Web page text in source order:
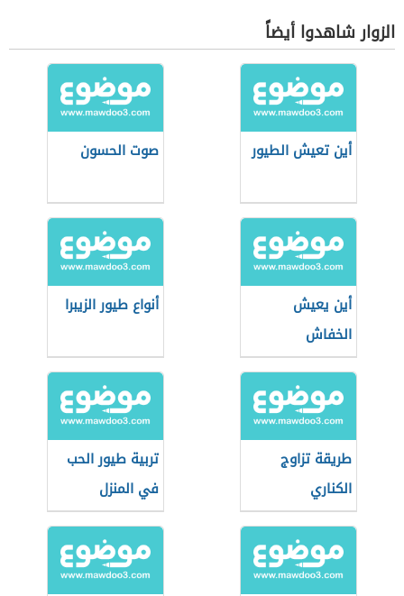
الزوار شاهدوا أيضاً
أين تعيش الطيور صوت الحسون
أين يعيش
الخفاش
أنواع طيور الزيبرا
طريقة تزاوج
الكناري
تربية طيور الحب
في المنزل